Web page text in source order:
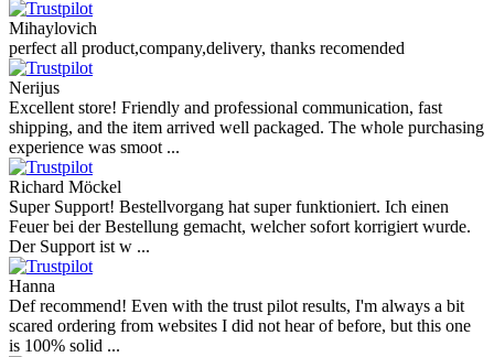
Mihaylovich
perfect all product,company,delivery, thanks recomended
Nerijus
Excellent store! Friendly and professional communication, fast
shipping, and the item arrived well packaged. The whole purchasing
experience was smoot ...
Richard Möckel
Super Support! Bestellvorgang hat super funktioniert. Ich einen
Feuer bei der Bestellung gemacht, welcher sofort korrigiert wurde.
Der Support ist w ...
Hanna
Def recommend! Even with the trust pilot results, I'm always a bit
scared ordering from websites I did not hear of before, but this one
is 100% solid ...